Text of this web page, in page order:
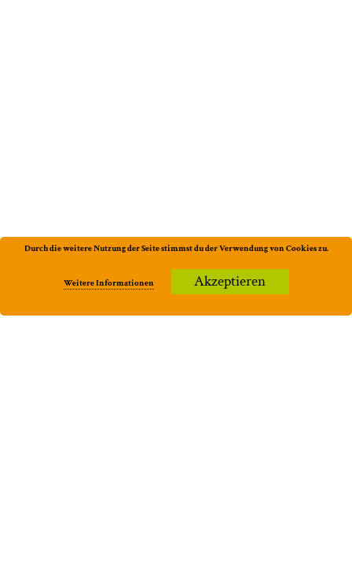
Durch die weitere Nutzung der Seite stimmst du der Verwendung von Cookies zu.
Weitere Informationen Akzeptieren